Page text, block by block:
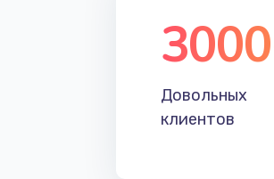
Довольных
клиентов